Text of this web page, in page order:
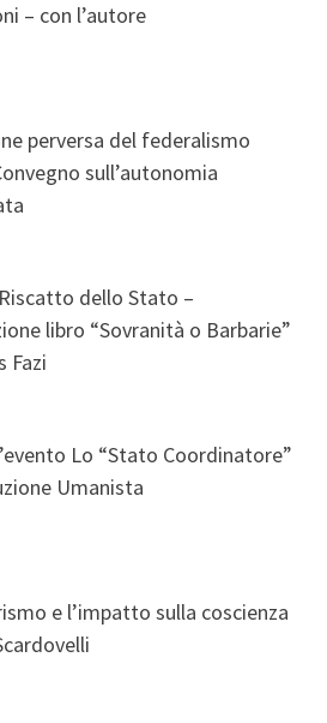
– con l’autore
perversa del federalismo
sull’autonomia
dello Stato –
libro “Sovranità o Barbarie”
Fazi
Lo “Stato Coordinatore”
Umanista
e l’impatto sulla coscienza